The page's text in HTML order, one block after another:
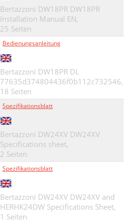
Bertazzoni DW18PR DW18PR
Installation Manual EN,
25 Seiten
Bedienungsanleitung
Bertazzoni DW18PR DL
77635d374804436f0b112c732546,
18 Seiten
Spezifikationsblatt
Bertazzoni DW24XV DW24XV
Specifications sheet,
2 Seiten
Spezifikationsblatt
Bertazzoni DW24XV DW24XV and
HERHK24DW Specifications Sheet,
1 Seiten